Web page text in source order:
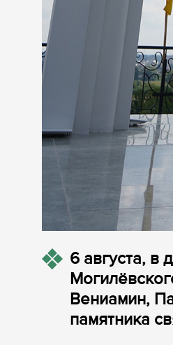
6 августа, в
Вениамин,
памятника